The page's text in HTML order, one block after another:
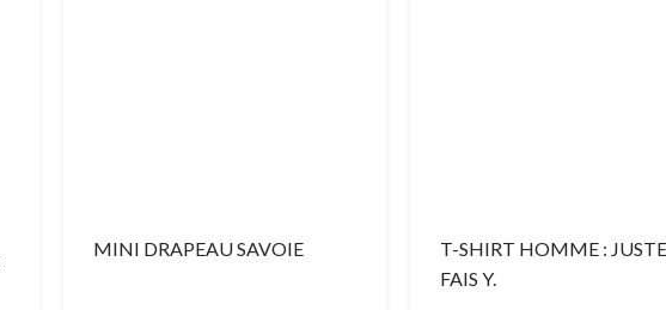
MINI DRAPEAU SAVOIE
T-SHIRT HOMME : JUSTE
FAIS Y.